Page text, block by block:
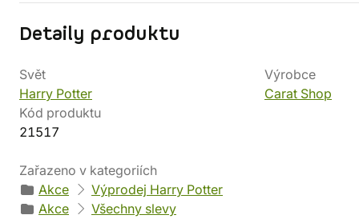
Detaily produktu
Svět
Harry Potter
Výrobce
Carat Shop
Kód produktu
21517
Zařazeno v kategoriích
Akce
Výprodej Harry Potter
Akce
Všechny slevy